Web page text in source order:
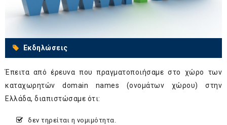
Εκδηλώσεις
Έπειτα από έρευνα που πραγματοποιήσαμε στο χώρο των
καταχωρητών domain names (ονομάτων χώρου) στην
Ελλάδα, διαπιστώσαμε ότι:
δεν τηρείται η νομιμότητα.